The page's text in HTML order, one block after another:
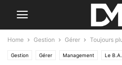
Home Gestion Gérer Toujours
Gestion Gérer Management Le